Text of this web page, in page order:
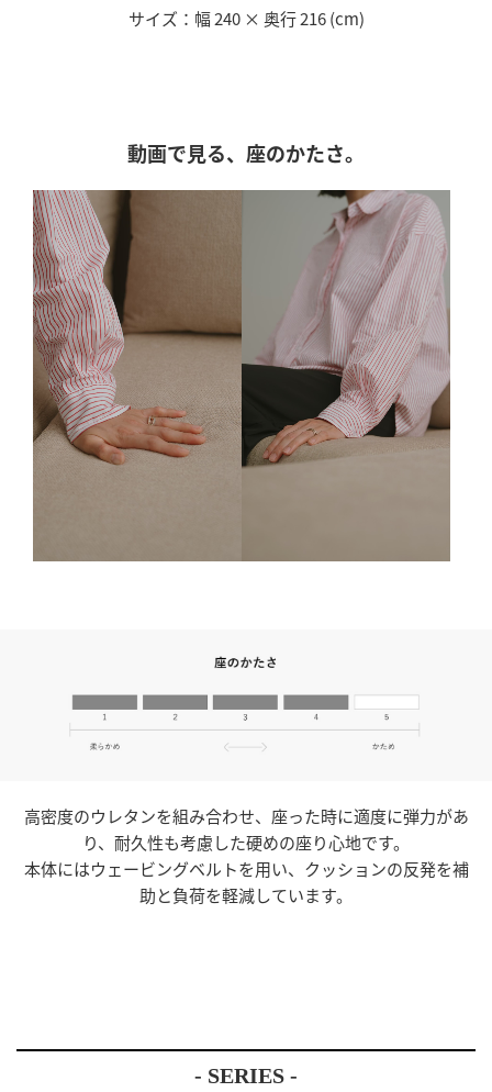
サイズ：幅 240 × 奥行 216 (cm)
動画で見る、座のかたさ。
高密度のウレタンを組み合わせ、座った時に適度に弾力があ
り、耐久性も考慮した硬めの座り心地です。
本体にはウェービングベルトを用い、クッションの反発を補
助と負荷を軽減しています。
- SERIES -